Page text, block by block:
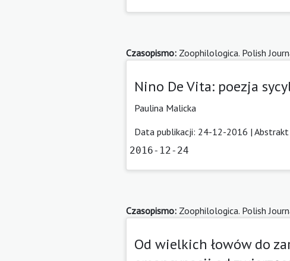
Czasopismo: Zoophilologica. Polish
Nino De Vita: poezja
Paulina Malicka
Data publikacji: 24-12-2016 | Abstrakt
2016-12-24
Czasopismo: Zoophilologica. Polish
Od wielkich łowów do